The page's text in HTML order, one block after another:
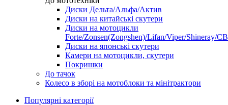
Диски Дельта/Альфа/Актив
Диски на китайські скутери
Диски на мотоцикли
Forte/Zonsen(Zongshen)/Lifan/Viper/Shineray/CB
Диски на японські скутери
Камери на мотоцикли, скутери
Покришки
До тачок
Колесо в зборі на мотоблоки та мінітрактори
Популярні категорії